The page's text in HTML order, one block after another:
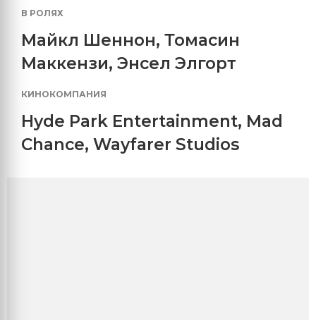
В РОЛЯХ
Майкл Шеннон, Томасин
Маккензи, Энсел Элгорт
КИНОКОМПАНИЯ
Hyde Park Entertainment, Mad
Chance, Wayfarer Studios